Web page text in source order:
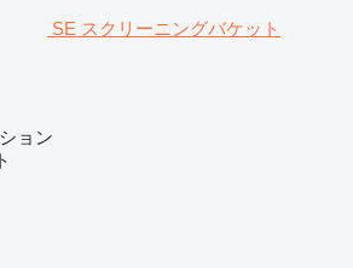
SE スクリーニングバケット
ョン